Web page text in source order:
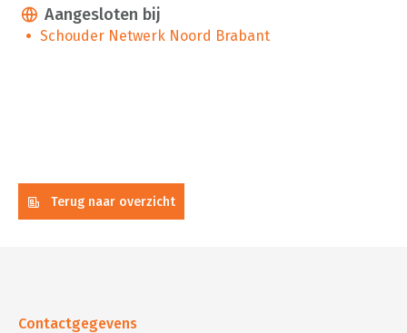
Aangesloten bij
Schouder Netwerk Noord Brabant
Terug naar overzicht
Contactgegevens